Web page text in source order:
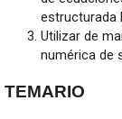
estructurada
Utilizar de
numérica de
TEMARIO